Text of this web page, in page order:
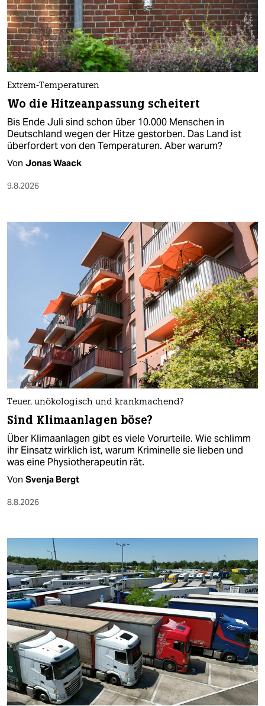
Extrem-Temperaturen
Wo die Hitzeanpassung scheitert
Bis Ende Juli sind schon über 10.000 Menschen in
Deutschland wegen der Hitze gestorben. Das Land ist
überfordert von den Temperaturen. Aber warum?
Von Jonas Waack
9.8.2026
Teuer, unökologisch und krankmachend?
Sind Klimaanlagen böse?
Über Klimaanlagen gibt es viele Vorurteile. Wie schlimm
ihr Einsatz wirklich ist, warum Kriminelle sie lieben und
was eine Physiotherapeutin rät.
Von Svenja Bergt
8.8.2026